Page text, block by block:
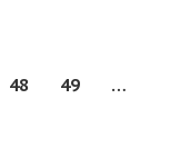
48 49
…